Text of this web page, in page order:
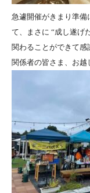
急遽開催がきまり準備
て、まさに “成し遂げ
関わることができて感
関係者の皆さま、お越